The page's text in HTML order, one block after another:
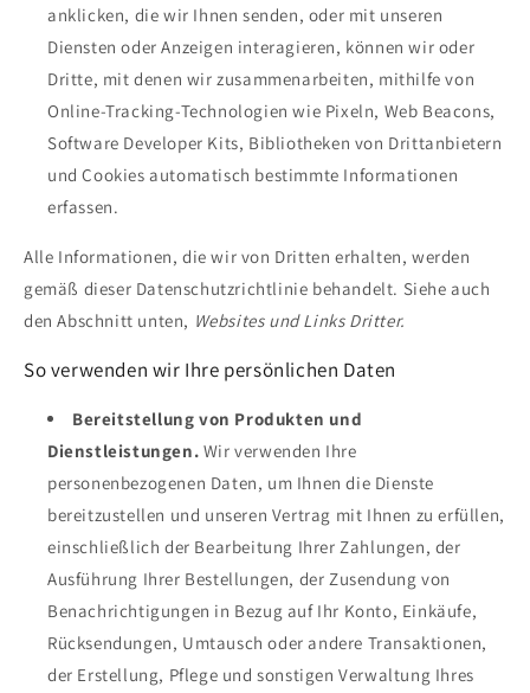
anklicken, die wir Ihnen senden, oder mit unseren
Diensten oder Anzeigen interagieren, können wir oder
Dritte, mit denen wir zusammenarbeiten, mithilfe von
Online-Tracking-Technologien wie Pixeln, Web Beacons,
Software Developer Kits, Bibliotheken von Drittanbietern
und Cookies automatisch bestimmte Informationen
erfassen.
Alle Informationen, die wir von Dritten erhalten, werden
gemäß dieser Datenschutzrichtlinie behandelt. Siehe auch
den Abschnitt unten, Websites und Links Dritter.
So verwenden wir Ihre persönlichen Daten
Bereitstellung von Produkten und
Dienstleistungen. Wir verwenden Ihre
personenbezogenen Daten, um Ihnen die Dienste
bereitzustellen und unseren Vertrag mit Ihnen zu erfüllen,
einschließlich der Bearbeitung Ihrer Zahlungen, der
Ausführung Ihrer Bestellungen, der Zusendung von
Benachrichtigungen in Bezug auf Ihr Konto, Einkäufe,
Rücksendungen, Umtausch oder andere Transaktionen,
der Erstellung, Pflege und sonstigen Verwaltung Ihres